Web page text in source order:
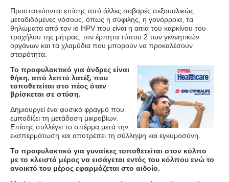
Προστατεύονται επίσης από άλλες σοβαρές σεξουαλικώς
μεταδιδόμενες νόσους, όπως η σύφιλης, η γονόρροια, τα
θηλώματα από τον ιό HPV που είναι η αιτία του καρκίνου του
τραχήλου της μήτρας, τον έρπητα τύπου 2 των γεννητικών
οργάνων και τα χλαμύδια που μπορούν να προκαλέσουν
στειρότητα.
Το προφυλακτικό για άνδρες είναι
θήκη, από λεπτό λατέξ, που
τοποθετείται στο πέος όταν
βρίσκεται σε στύση.
Δημιουργεί ένα φυσικό φραγμό που
εμποδίζει τη μετάδοση μικροβίων.
Επίσης συλλέγει το σπέρμα μετά την
εκσπερμάτωση και αποτρέπει τη σύλληψη και εγκυμοσύνη.
Το προφυλακτικό για γυναίκες τοποθετείται στον κόλπο
με το κλειστό μέρος να εισάγεται εντός του κόλπου ενώ το
ανοικτό του μέρος εφαρμόζεται στο αιδοίο.